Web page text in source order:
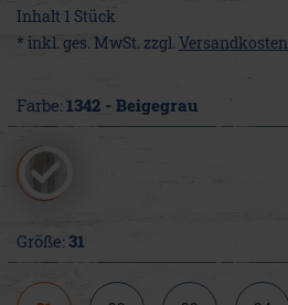
Inhalt 1 Stück
* inkl. ges. MwSt. zzgl. Versandkosten
Farbe:1342 - Beigegrau
Größe:31